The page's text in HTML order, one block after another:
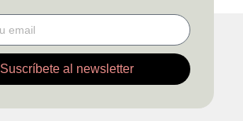
Suscríbete al newsletter